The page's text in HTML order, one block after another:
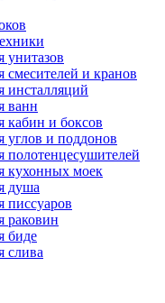
и кранов
инсталляций
ванн
и боксов
и поддонов
кухонных моек
душа
раковин
биде
слива